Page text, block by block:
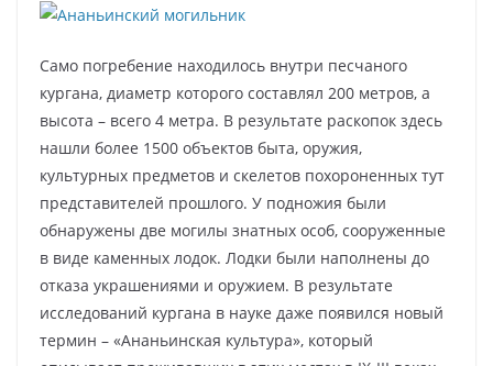
Само погребение находилось внутри песчаного
кургана, диаметр которого составлял 200 метров, а
высота – всего 4 метра. В результате раскопок здесь
нашли более 1500 объектов быта, оружия,
культурных предметов и скелетов похороненных тут
представителей прошлого. У подножия были
обнаружены две могилы знатных особ, сооруженные
в виде каменных лодок. Лодки были наполнены до
отказа украшениями и оружием. В результате
исследований кургана в науке даже появился новый
термин – «Ананьинская культура», который